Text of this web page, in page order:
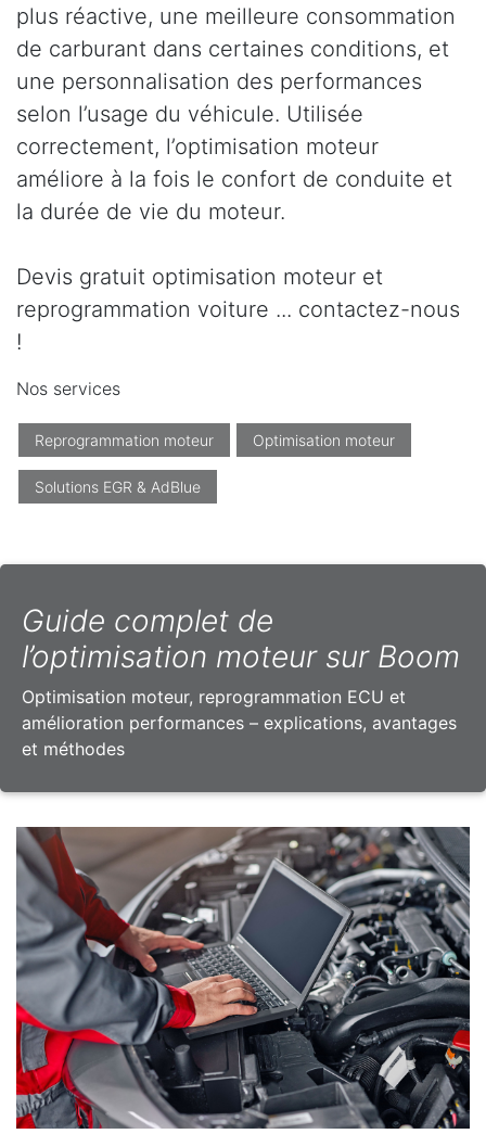
plus réactive, une meilleure consommation
de carburant dans certaines conditions, et
une personnalisation des performances
selon l’usage du véhicule. Utilisée
correctement, l’optimisation moteur
améliore à la fois le confort de conduite et
la durée de vie du moteur.
Devis gratuit optimisation moteur et
reprogrammation voiture ... contactez-nous
!
Nos services
Reprogrammation moteur Optimisation moteur
Solutions EGR & AdBlue
Guide complet de
l’optimisation moteur sur Boom
Optimisation moteur, reprogrammation ECU et
amélioration performances – explications, avantages
et méthodes